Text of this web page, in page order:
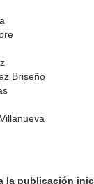
Briseño
la publicación